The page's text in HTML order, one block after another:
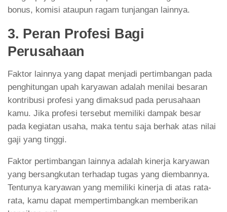
bonus, komisi ataupun ragam tunjangan lainnya.
3. Peran Profesi Bagi
Perusahaan
Faktor lainnya yang dapat menjadi pertimbangan pada
penghitungan upah karyawan adalah menilai besaran
kontribusi profesi yang dimaksud pada perusahaan
kamu. Jika profesi tersebut memiliki dampak besar
pada kegiatan usaha, maka tentu saja berhak atas nilai
gaji yang tinggi.
Faktor pertimbangan lainnya adalah kinerja karyawan
yang bersangkutan terhadap tugas yang diembannya.
Tentunya karyawan yang memiliki kinerja di atas rata-
rata, kamu dapat mempertimbangkan memberikan